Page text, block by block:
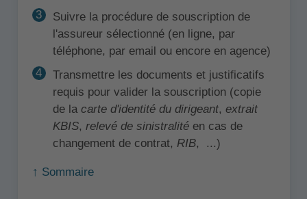
Suivre la procédure de souscription de
l'assureur sélectionné (en ligne, par
téléphone, par email ou encore en agence)
Transmettre les documents et justificatifs
requis pour valider la souscription (copie
de la carte d'identité du dirigeant, extrait
KBIS, relevé de sinistralitéen cas de
changement de contrat, RIB, ...)
↑ Sommaire